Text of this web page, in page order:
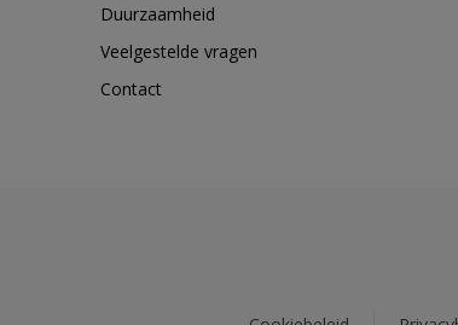
Duurzaamheid
Veelgestelde vragen
Contact